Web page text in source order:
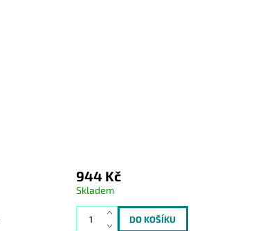
944 Kč
Skladem